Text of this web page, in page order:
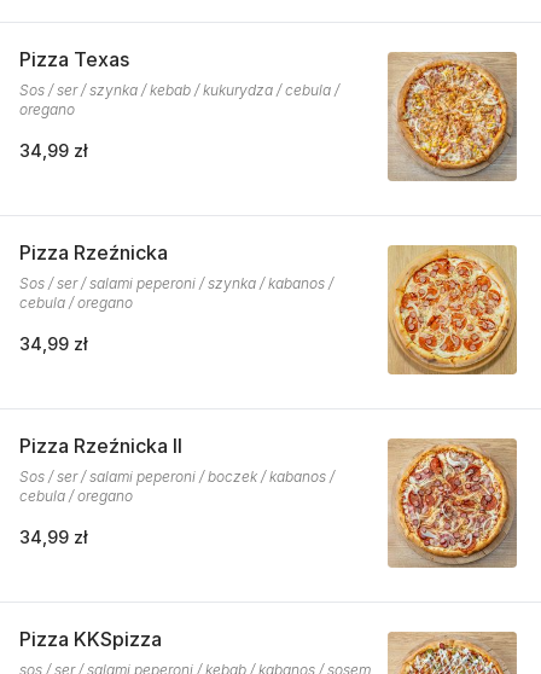
Pizza Texas
Sos / ser / szynka / kebab / kukurydza / cebula /
oregano
34,99 zł
Pizza Rzeźnicka
Sos / ser / salami peperoni / szynka / kabanos /
cebula / oregano
34,99 zł
Pizza Rzeźnicka II
Sos / ser / salami peperoni / boczek / kabanos /
cebula / oregano
34,99 zł
Pizza KKSpizza
sos / ser / salami peperoni / kebab / kabanos / sosem